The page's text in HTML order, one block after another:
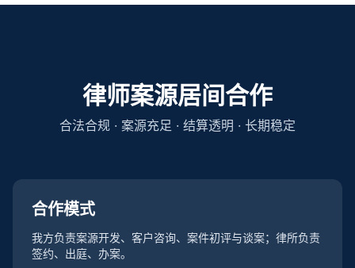
律师案源居间合作
合法合规 · 案源充足 · 结算透明 · 长期稳定
合作模式
我方负责案源开发、客户咨询、案件初评与谈案；律所负责
签约、出庭、办案。